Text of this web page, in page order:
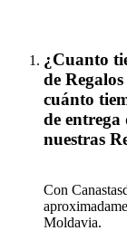
¿Cuanto
de
cuánto
de
nuestras
Con
Moldavia.